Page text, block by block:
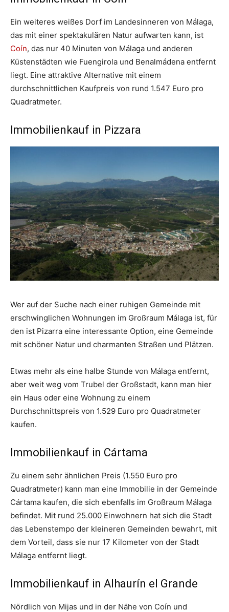
Ein weiteres weißes Dorf im Landesinneren von Málaga,
das mit einer spektakulären Natur aufwarten kann, ist
Coín, das nur 40 Minuten von Málaga und anderen
Küstenstädten wie Fuengirola und Benalmádena entfernt
liegt. Eine attraktive Alternative mit einem
durchschnittlichen Kaufpreis von rund 1.547 Euro pro
Quadratmeter.
Immobilienkauf in Pizzara
Wer auf der Suche nach einer ruhigen Gemeinde mit
erschwinglichen Wohnungen im Großraum Málaga ist, für
den ist Pizarra eine interessante Option, eine Gemeinde
mit schöner Natur und charmanten Straßen und Plätzen.
Etwas mehr als eine halbe Stunde von Málaga entfernt,
aber weit weg vom Trubel der Großstadt, kann man hier
ein Haus oder eine Wohnung zu einem
Durchschnittspreis von 1.529 Euro pro Quadratmeter
kaufen.
Immobilienkauf in Cártama
Zu einem sehr ähnlichen Preis (1.550 Euro pro
Quadratmeter) kann man eine Immobilie in der Gemeinde
Cártama kaufen, die sich ebenfalls im Großraum Málaga
befindet. Mit rund 25.000 Einwohnern hat sich die Stadt
das Lebenstempo der kleineren Gemeinden bewahrt, mit
dem Vorteil, dass sie nur 17 Kilometer von der Stadt
Málaga entfernt liegt.
Immobilienkauf in Alhaurín el Grande
Nördlich von Mijas und in der Nähe von Coín und